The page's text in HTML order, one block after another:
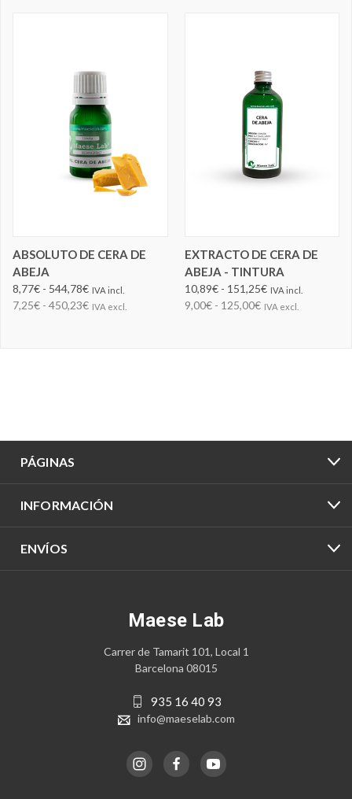
ABSOLUTO DE CERA DE
ABEJA
8,77€ - 544,78€ IVA incl.
7,25€ - 450,23€ IVA excl.
EXTRACTO DE CERA DE
ABEJA - TINTURA
10,89€ - 151,25€ IVA incl.
9,00€ - 125,00€ IVA excl.
PÁGINAS
INFORMACIÓN
ENVÍOS
Maese Lab
Carrer de Tamarit 101, Local 1
Barcelona 08015
935 16 40 93
info@maeselab.com